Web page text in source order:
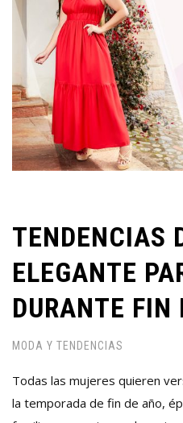
TENDENCIAS
ELEGANTE
DURANTE FIN
MODA Y TENDENCIAS
Todas las mujeres quieren
la temporada de fin de año,